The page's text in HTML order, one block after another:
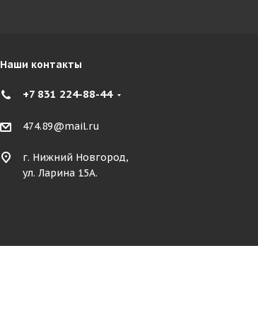
Наши контакты
+7 831 224-88-44
474.89@mail.ru
г. Нижний Новгород,
ул. Ларина 15А.